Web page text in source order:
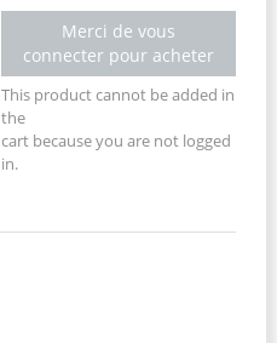
Merci de vous
connecter pour acheter
This product cannot be added in
the
cart because you are not logged
in.